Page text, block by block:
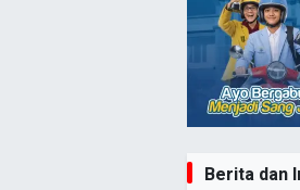
Berita dan